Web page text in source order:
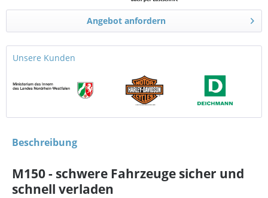
Angebot anfordern
Unsere Kunden
Beschreibung
M150 - schwere Fahrzeuge sicher und
schnell verladen